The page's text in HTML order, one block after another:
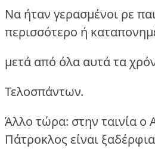
Να ήταν γερασμένοι ρε
περισσότερο ή
μετά από όλα αυτά τα
Τελοσπάντων.
Άλλο τώρα: στην ταινία ο
Πάτροκλος είναι